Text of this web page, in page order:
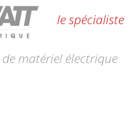
le spécialiste
de matériel électrique